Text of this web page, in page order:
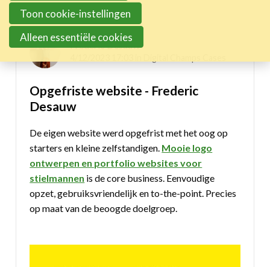
main
content
Digital Champs Cases
Frederic Desauw
Opgefriste website - Frederic
Desauw
De eigen website werd opgefrist met het oog op
starters en kleine zelfstandigen. Mooie logo
ontwerpen en portfolio websites voor
stielmannen is de core business. Eenvoudige
opzet, gebruiksvriendelijk en to-the-point. Precies
op maat van de beoogde doelgroep.
Toolbox
Bedrijvenzoeker
Lid worden AccountZoeken
Toon cookie-instellingen
Alleen essentiële cookies